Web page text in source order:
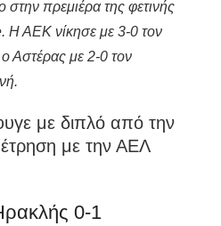
στην πρεμιέρα της φετινής
Η ΑΕΚ νίκησε με 3-0 τον
Αστέρας με 2-0 τον
με διπλό από την
με την ΑΕΛ
0-1